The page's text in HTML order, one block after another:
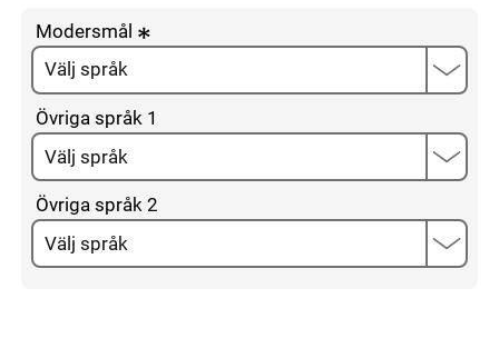
Modersmål
Övriga språk 1
Övriga språk 2